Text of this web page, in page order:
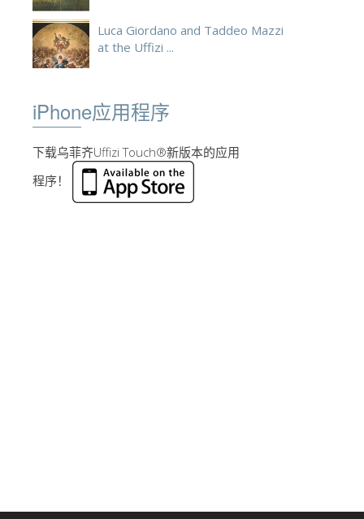
Luca Giordano and Taddeo Mazzi
at the Uffizi ...
iPhone应用程序
下载乌菲齐Uffizi Touch®新版本的应用
程序！